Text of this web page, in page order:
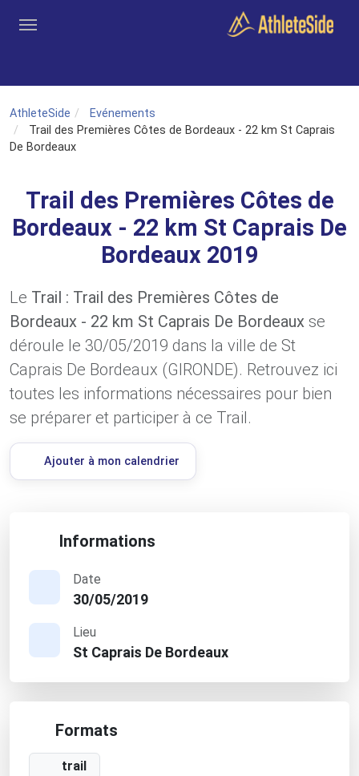
AthleteSide
Evénements
Trail des Premières Côtes de Bordeaux - 22 km St Caprais
De Bordeaux
Trail des Premières Côtes de
Bordeaux - 22 km St Caprais De
Bordeaux 2019
Le Trail : Trail des Premières Côtes de
Bordeaux - 22 km St Caprais De Bordeaux se
déroule le 30/05/2019 dans la ville de St
Caprais De Bordeaux (GIRONDE). Retrouvez ici
toutes les informations nécessaires pour bien
se préparer et participer à ce Trail.
Ajouter à mon calendrier
Informations
Date
30/05/2019
Lieu
St Caprais De Bordeaux
Formats
trail